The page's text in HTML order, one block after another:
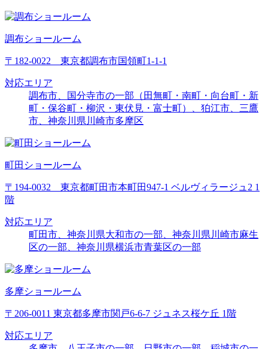
調布ショールーム
〒182-0022 東京都調布市国領町1-1-1
対応エリア
調布市、国分寺市の一部（田無町・南町・向台町・新
町・保谷町・柳沢・東伏見・富士町）、狛江市、三鷹
市、神奈川県川崎市多摩区
町田ショールーム
〒194-0032 東京都町田市本町田947-1 ベルヴィラージュ2 1
階
対応エリア
町田市、神奈川県大和市の一部、神奈川県川崎市麻生
区の一部、神奈川県横浜市青葉区の一部
多摩ショールーム
〒206-0011 東京都多摩市関戸6-6-7 ジュネス桜ケ丘 1階
対応エリア